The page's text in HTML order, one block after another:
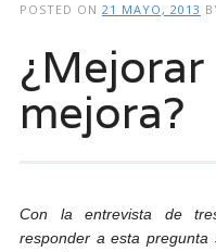
POSTED ON 21 MAYO, 2013
mejora?
Con la entrevista de
responder a esta